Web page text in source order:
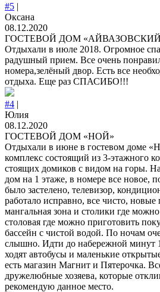
#5 |
Оксана
08.12.2020
ГОСТЕВОЙ ДОМ
Отдыхали в июле 2018. Огромное
радушный прием. Все очень
номера,зелёный двор. Есть все
отдыха. Еще раз СПАСИБО!!!
#4 |
Юлия
08.12.2020
ГОСТЕВОЙ ДОМ «НОЙ»
Отдыхали в июне в гостевом доме
комплекс состоящий из 3-этажного
стоящих домиков с видом на горы.
дом на 1 этаже, в номере все новое,
было застелено, телевизор,
работало исправно, все чисто, новые
мангальная зона и столики где можно
столовая где можно приготовить
бассейн с чистой водой. По ночам
слышно. Идти до набережной минут
ходят автобусы и маленькие
есть магазин Магнит и Пятерочка.
дружелюбные хозяева, которые
рекомендую данное место.